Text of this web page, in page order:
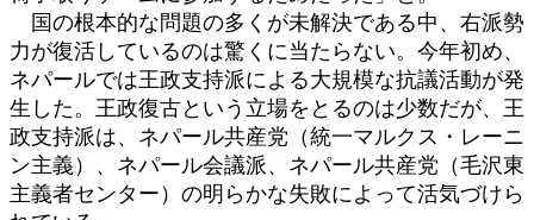
国の根本的な問題の多くが未解決である中、右派勢
力が復活しているのは驚くに当たらない。今年初め、
ネパールでは王政支持派による大規模な抗議活動が発
生した。王政復古という立場をとるのは少数だが、王
政支持派は、ネパール共産党（統一マルクス・レーニ
ン主義）、ネパール会議派、ネパール共産党（毛沢東
主義者センター）の明らかな失敗によって活気づけら